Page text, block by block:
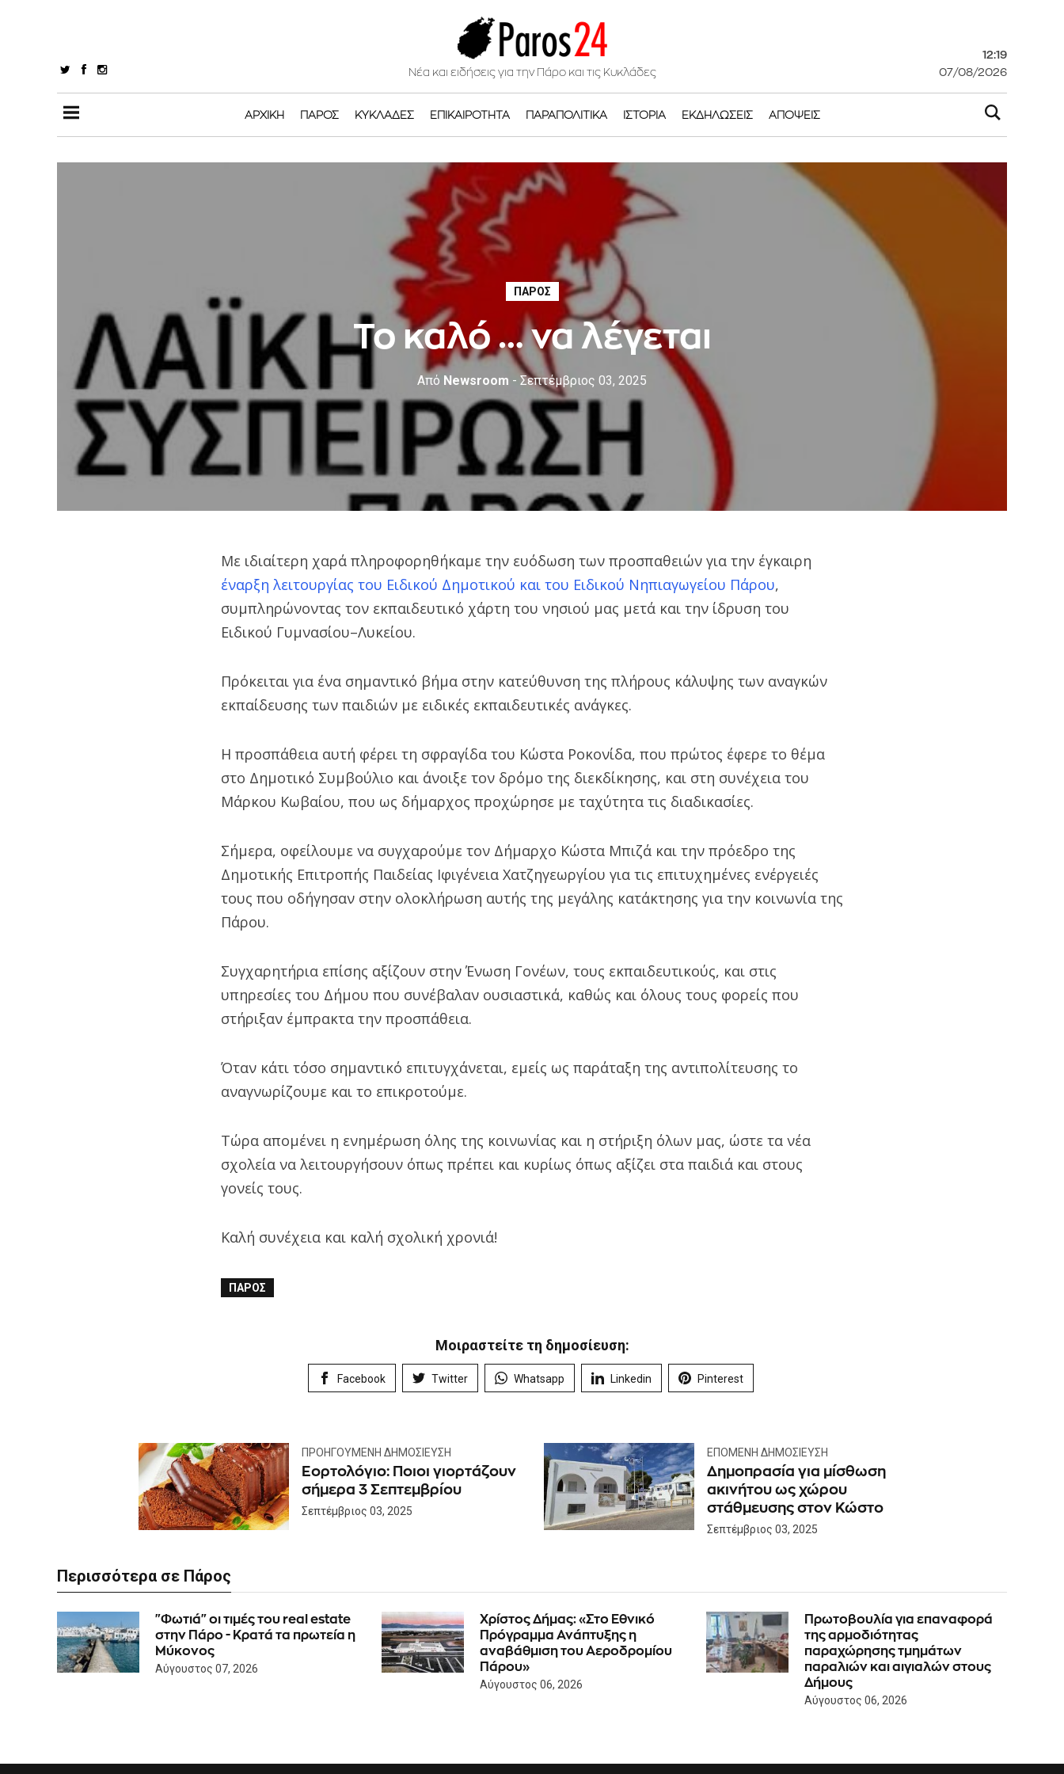
Νέα και ειδήσεις για την Πάρο και τις Κυκλάδες
12:19
07/08/2026
ΑΡΧΙΚΉ ΠΆΡΟΣ ΚΥΚΛΆΔΕΣ ΕΠΙΚΑΙΡΌΤΗΤΑ ΠΑΡΑΠΟΛΙΤΙΚΆ ΙΣΤΟΡΊΑ ΕΚΔΗΛΏΣΕΙΣ ΑΠΌΨΕΙΣ
ΠΆΡΟΣ
Το καλό … να λέγεται
Από Newsroom - Σεπτέμβριος 03, 2025
Με ιδιαίτερη χαρά πληροφορηθήκαμε την ευόδωση των προσπαθειών για την έγκαιρη
έναρξη λειτουργίας του Ειδικού Δημοτικού και του Ειδικού Νηπιαγωγείου Πάρου,
συμπληρώνοντας τον εκπαιδευτικό χάρτη του νησιού μας μετά και την ίδρυση του
Ειδικού Γυμνασίου–Λυκείου.
Πρόκειται για ένα σημαντικό βήμα στην κατεύθυνση της πλήρους κάλυψης των αναγκών
εκπαίδευσης των παιδιών με ειδικές εκπαιδευτικές ανάγκες.
Η προσπάθεια αυτή φέρει τη σφραγίδα του Κώστα Ροκονίδα, που πρώτος έφερε το θέμα
στο Δημοτικό Συμβούλιο και άνοιξε τον δρόμο της διεκδίκησης, και στη συνέχεια του
Μάρκου Κωβαίου, που ως δήμαρχος προχώρησε με ταχύτητα τις διαδικασίες.
Σήμερα, οφείλουμε να συγχαρούμε τον Δήμαρχο Κώστα Μπιζά και την πρόεδρο της
Δημοτικής Επιτροπής Παιδείας Ιφιγένεια Χατζηγεωργίου για τις επιτυχημένες ενέργειές
τους που οδήγησαν στην ολοκλήρωση αυτής της μεγάλης κατάκτησης για την κοινωνία της
Πάρου.
Συγχαρητήρια επίσης αξίζουν στην Ένωση Γονέων, τους εκπαιδευτικούς, και στις
υπηρεσίες του Δήμου που συνέβαλαν ουσιαστικά, καθώς και όλους τους φορείς που
στήριξαν έμπρακτα την προσπάθεια.
Όταν κάτι τόσο σημαντικό επιτυγχάνεται, εμείς ως παράταξη της αντιπολίτευσης το
αναγνωρίζουμε και το επικροτούμε.
Τώρα απομένει η ενημέρωση όλης της κοινωνίας και η στήριξη όλων μας, ώστε τα νέα
σχολεία να λειτουργήσουν όπως πρέπει και κυρίως όπως αξίζει στα παιδιά και στους
γονείς τους.
Καλή συνέχεια και καλή σχολική χρονιά!
ΠΆΡΟΣ
Μοιραστείτε τη δημοσίευση:
Facebook Twitter Whatsapp Linkedin Pinterest
ΠΡΟΗΓΟΎΜΕΝΗ ΔΗΜΟΣΊΕΥΣΗ
Εορτολόγιο: Ποιοι γιορτάζουν
σήμερα 3 Σεπτεμβρίου
Σεπτέμβριος 03, 2025
ΕΠΌΜΕΝΗ ΔΗΜΟΣΊΕΥΣΗ
Δημοπρασία για μίσθωση
ακινήτου ως χώρου
στάθμευσης στον Κώστο
Σεπτέμβριος 03, 2025
Περισσότερα σε Πάρος
"Φωτιά" οι τιμές του real estate
στην Πάρο - Κρατά τα πρωτεία η
Μύκονος
Αύγουστος 07, 2026
Χρίστος Δήμας: «Στο Εθνικό
Πρόγραμμα Ανάπτυξης η
αναβάθμιση του Αεροδρομίου
Πάρου»
Αύγουστος 06, 2026
Πρωτοβουλία για επαναφορά
της αρμοδιότητας
παραχώρησης τμημάτων
παραλιών και αιγιαλών στους
Δήμους
Αύγουστος 06, 2026